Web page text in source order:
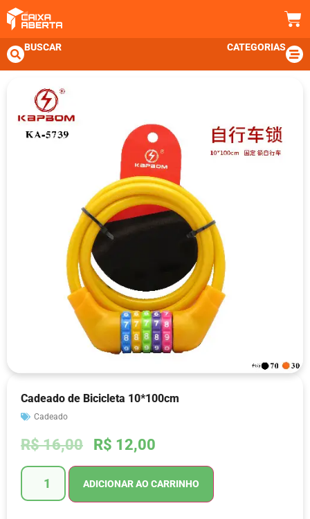
BUSCAR CATEGORIAS
Cadeado de Bicicleta 10*100cm
Cadeado
R$16,00 R$ 12,00
ADICIONAR AO CARRINHO